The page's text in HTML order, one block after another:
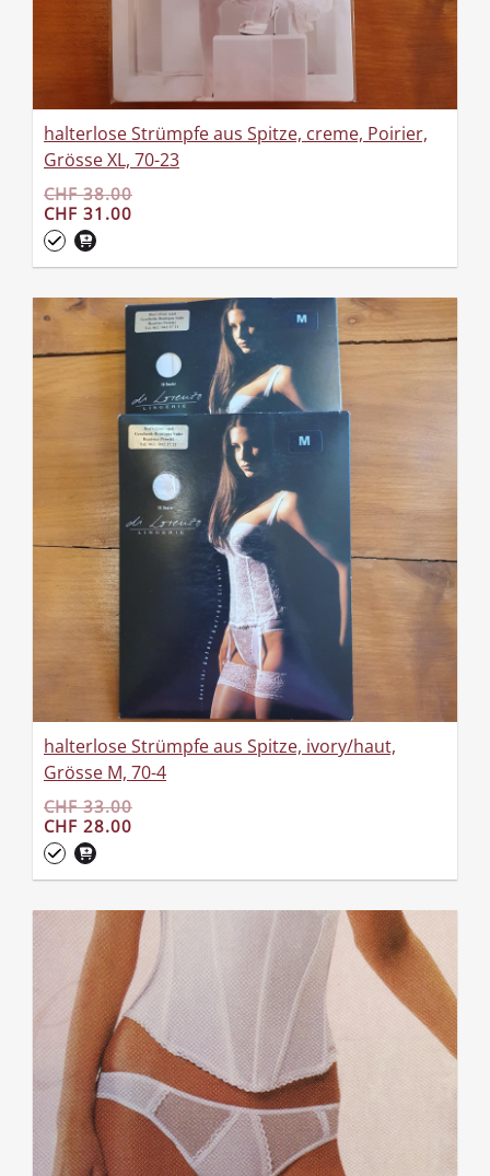
halterlose Strümpfe aus Spitze, creme, Poirier,
Grösse XL, 70-23
CHF 38.00
CHF 31.00
halterlose Strümpfe aus Spitze, ivory/haut,
Grösse M, 70-4
CHF 33.00
CHF 28.00